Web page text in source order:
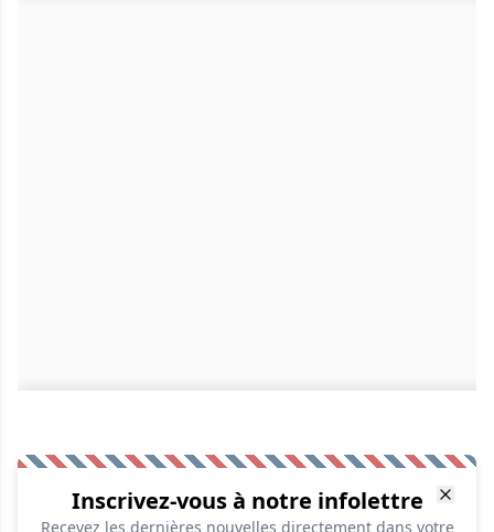
Inscrivez-vous à notre infolettre
Recevez les dernières nouvelles directement dans votre